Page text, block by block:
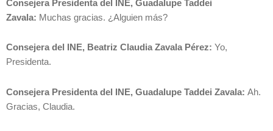
Consejera Presidenta del INE, Guadalupe Taddei
Zavala: Muchas gracias. ¿Alguien más?
Consejera del INE, Beatriz Claudia Zavala Pérez: Yo,
Presidenta.
Consejera Presidenta del INE, Guadalupe Taddei Zavala: Ah.
Gracias, Claudia.